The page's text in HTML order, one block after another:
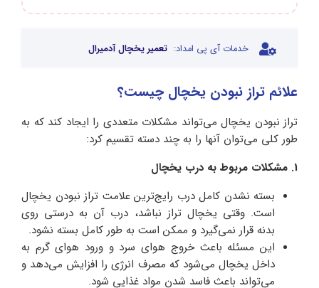
خدمات آی پی امداد: تعمیر یخچال آدمیرال
علائم تراز نبودن یخچال چیست؟
تراز نبودن یخچال می‌تواند مشکلات متعددی را ایجاد کند که به
طور کلی می‌توان آنها را به چند دسته تقسیم کرد:
1. مشکلات مربوط به درب یخچال
بسته نشدن کامل درب رایج‌ترین علامت تراز نبودن یخچال
است. وقتی یخچال تراز نباشد، درب آن به درستی روی
بدنه قرار نمی‌گیرد و ممکن است به طور کامل بسته نشود.
این مسئله باعث خروج هوای سرد و ورود هوای گرم به
داخل یخچال می‌شود که مصرف انرژی را افزایش می‌دهد و
می‌تواند باعث فاسد شدن مواد غذایی شود.